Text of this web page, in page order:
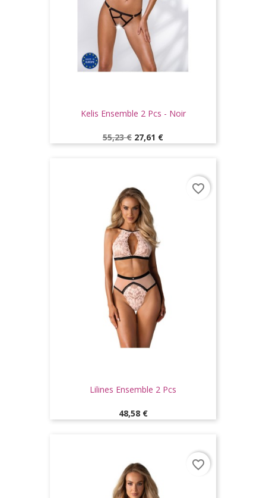
Kelis Ensemble 2 Pcs - Noir
Prix
de
55,23 € Prix
27,61 €
Lilines Ensemble 2 Pcs
Prix
48,58 €
favorite_border
favorite_border